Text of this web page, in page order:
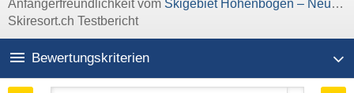
Anfängerfreundlichkeit vom Skigebiet Hohenbogen – Neukirchen bei Hl. Blut
Skiresort.ch Testbericht
Bewertungskriterien